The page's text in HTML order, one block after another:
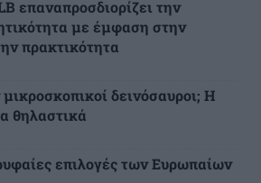
επαναπροσδιορίζει την
με έμφαση στην
πρακτικότητα
δεινόσαυροι; Η
θηλαστικά
επιλογές των Ευρωπαίων